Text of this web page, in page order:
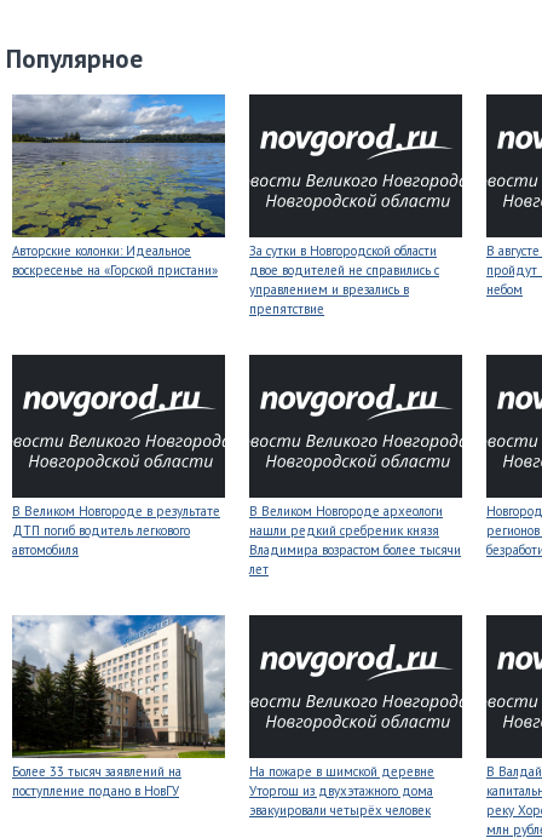
Популярное
Авторские колонки: Идеальное
воскресенье на «Горской пристани»
За сутки в Новгородской области
двое водителей не справились с
управлением и врезались в
препятствие
В
небом
В Великом Новгороде в результате
ДТП погиб водитель легкового
автомобиля
В Великом Новгороде археологи
нашли редкий сребреник князя
Владимира возрастом более тысячи
лет
Более 33 тысяч заявлений на
поступление подано в НовГУ
На пожаре в шимской деревне
Уторгош из двухэтажного дома
эвакуировали четырёх человек
В
реку
млн